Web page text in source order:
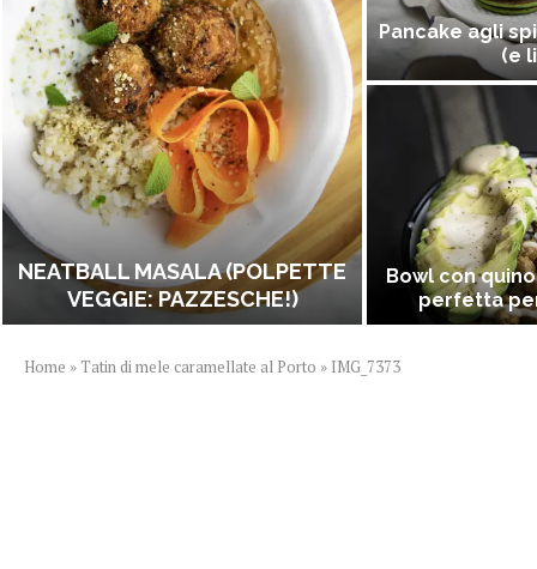
NEATBALL MASALA (POLPETTE
VEGGIE: PAZZESCHE!)
Pancake agli
(e
Bowl con
perfetta
Home »Tatin di mele caramellate al Porto » IMG_7373